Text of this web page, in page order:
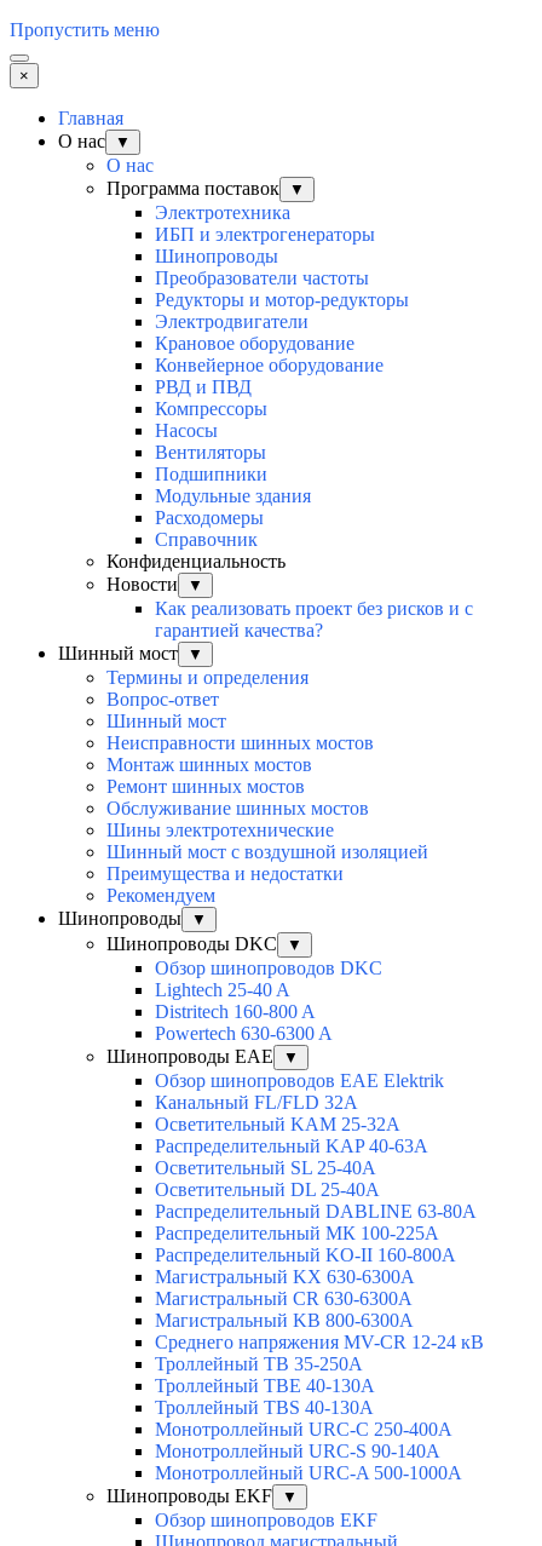
Пропустить меню
×
Главная
О нас
▼
О нас
Программа поставок
▼
Электротехника
ИБП и электрогенераторы
Шинопроводы
Преобразователи частоты
Редукторы и мотор-редукторы
Электродвигатели
Крановое оборудование
Конвейерное оборудование
РВД и ПВД
Компрессоры
Насосы
Вентиляторы
Подшипники
Модульные здания
Расходомеры
Справочник
Конфиденциальность
Новости
▼
Как реализовать проект без рисков и с
гарантией качества?
Шинный мост
▼
Термины и определения
Вопрос-ответ
Шинный мост
Неисправности шинных мостов
Монтаж шинных мостов
Ремонт шинных мостов
Обслуживание шинных мостов
Шины электротехнические
Шинный мост с воздушной изоляцией
Преимущества и недостатки
Рекомендуем
Шинопроводы
▼
Шинопроводы DKC ▼
Обзор шинопроводов DKC
Lightech 25-40 A
Distritech 160-800 A
Powertech 630-6300 A
Шинопроводы EAE
▼
Обзор шинопроводов EAE Elektrik
Канальный FL/FLD 32A
Осветительный KAM 25-32А
Распределительный KAP 40-63A
Осветительный SL 25-40А
Осветительный DL 25-40А
Распределительный DABLINE 63-80A
Распределительный МК 100-225А
Распределительный KO-II 160-800А
Магистральный KX 630-6300А
Магистральный CR 630-6300А
Магистральный KB 800-6300А
Среднего напряжения MV-CR 12-24 кВ
Троллейный TB 35-250A
Троллейный TBE 40-130A
Троллейный TBS 40-130A
Монотроллейный URC-C 250-400A
Монотроллейный URC-S 90-140A
Монотроллейный URC-A 500-1000A
Шинопроводы EKF
▼
Обзор шинопроводов EKF
Шинопровод магистральный